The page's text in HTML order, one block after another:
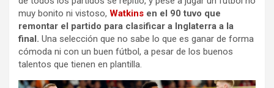
muy bonito ni vistoso, Watkins en el 90 tuvo que
remontar el partido para clasificar a Inglaterra a la
final. Una selección que no sabe lo que es ganar de forma
cómoda ni con un buen fútbol, a pesar de los buenos
talentos que tienen en plantilla.